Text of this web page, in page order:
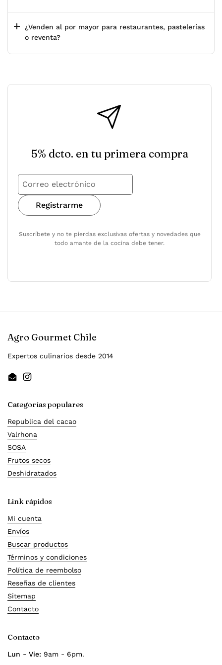
¿Venden al por mayor para restaurantes, pastelerías
o reventa?
5% dcto. en tu primera compra
Registrarme
Suscríbete y no te pierdas exclusivas ofertas y novedades que
todo amante de la cocina debe tener.
Agro Gourmet Chile
Expertos culinarios desde 2014
EmailInstagram
Categorías populares
Republica del cacao
Valrhona
SOSA
Frutos secos
Deshidratados
Link rápidos
Mi cuenta
Envíos
Buscar productos
Términos y condiciones
Política de reembolso
Reseñas de clientes
Sitemap
Contacto
Contacto
Lun - Vie: 9am - 6pm.